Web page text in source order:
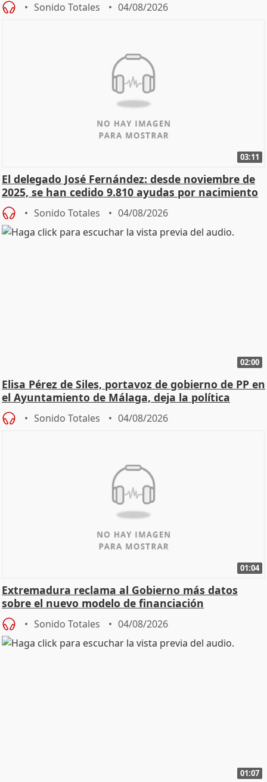
Sonido Totales 04/08/2026
03:11
El delegado José Fernández: desde noviembre de
2025, se han cedido 9.810 ayudas por nacimiento
Sonido Totales 04/08/2026
02:00
Elisa Pérez de Siles, portavoz de gobierno de PP en
el Ayuntamiento de Málaga, deja la política
Sonido Totales 04/08/2026
01:04
Extremadura reclama al Gobierno más datos
sobre el nuevo modelo de financiación
Sonido Totales 04/08/2026
01:07